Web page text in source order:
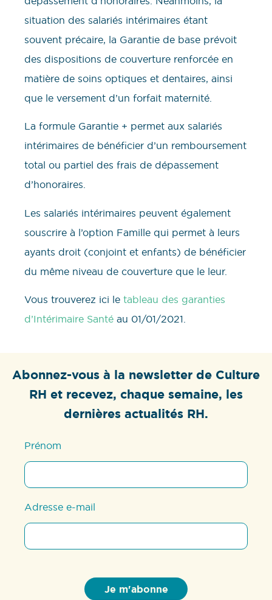
situation des salariés intérimaires étant
souvent précaire, la Garantie de base prévoit
des dispositions de couverture renforcée en
matière de soins optiques et dentaires, ainsi
que le versement d’un forfait maternité.
La formule Garantie + permet aux salariés
intérimaires de bénéficier d’un remboursement
total ou partiel des frais de dépassement
d’honoraires.
Les salariés intérimaires peuvent également
souscrire à l’option Famille qui permet à leurs
ayants droit (conjoint et enfants) de bénéficier
du même niveau de couverture que le leur.
Vous trouverez ici le tableau des garanties
d’Intérimaire Santé au 01/01/2021.
Abonnez-vous à la newsletter de Culture
RH et recevez, chaque semaine, les
dernières actualités RH.
Prénom
Adresse e-mail